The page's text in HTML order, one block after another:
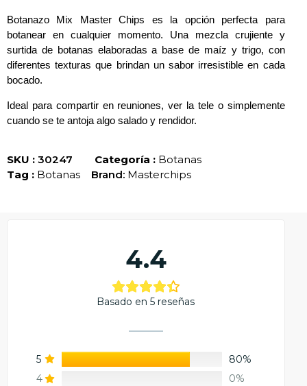
Botanazo Mix Master Chips es la opción perfecta para
botanear en cualquier momento. Una mezcla crujiente y
surtida de botanas elaboradas a base de maíz y trigo, con
diferentes texturas que brindan un sabor irresistible en cada
bocado.
Ideal para compartir en reuniones, ver la tele o simplemente
cuando se te antoja algo salado y rendidor.
SKU : 30247 Categoría : Botanas
Tag : Botanas Brand: Masterchips
4.4
Basado en 5 reseñas
5
80%
4
0%